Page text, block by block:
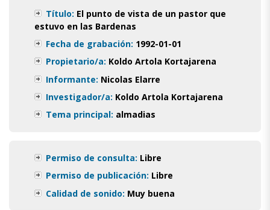
Título: El punto de vista de un pastor que
estuvo en las Bardenas
Fecha de grabación: 1992-01-01
Propietario/a: Koldo Artola Kortajarena
Informante: Nicolas Elarre
Investigador/a: Koldo Artola Kortajarena
Tema principal: almadias
Permiso de consulta: Libre
Permiso de publicación: Libre
Calidad de sonido: Muy buena